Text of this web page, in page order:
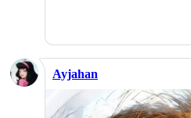
Ayjahan